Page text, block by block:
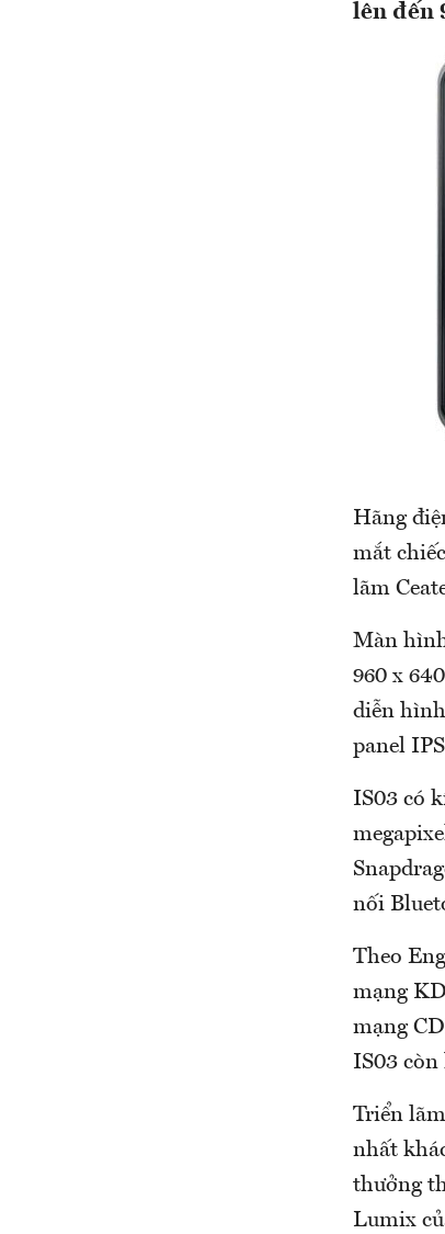
lên đến
Hãng
mắt
lãm
Màn
960 x
diễn
panel
IS03 có
nối
Theo
mạng
mạng
IS03
Triển
nhất
thưởng
Lumix